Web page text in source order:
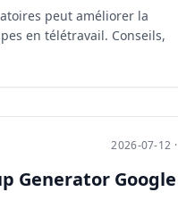
peut améliorer la
en télétravail. Conseils,
2026-07-12 ·
Generator Google